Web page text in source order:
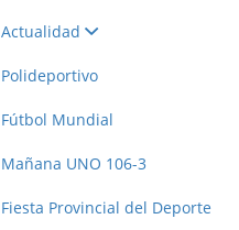
Actualidad
Polideportivo
Fútbol Mundial
Mañana UNO 106-3
Fiesta Provincial del Deporte